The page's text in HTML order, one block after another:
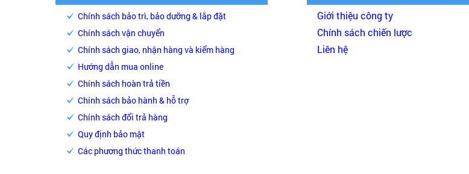
Chính sách bảo trì, bảo dưỡng & lắp đặt
Chính sách vận chuyển
Chính sách giao, nhận hàng và kiểm hàng
Hướng dẫn mua online
Chính sách hoàn trả tiền
Chính sách bảo hành & hỗ trợ
Chính sách đổi trả hàng
Quy định bảo mật
Các phương thức thanh toán
Giới thiệu công ty
Chính sách chiến lược
Liên hệ